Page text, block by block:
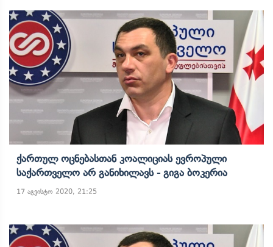
Ქართულ Ოცნებასთან Კოალიციას Ევროპული
Საქართველო Არ Განიხილავს - Გიგა Ბოკერია
17 აგვისტო 2020, 21:25